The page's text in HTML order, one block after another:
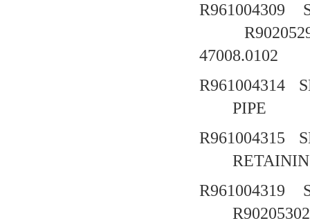
R961004309
47008.0102
R961004314
PIPE
R961004315
R961004319